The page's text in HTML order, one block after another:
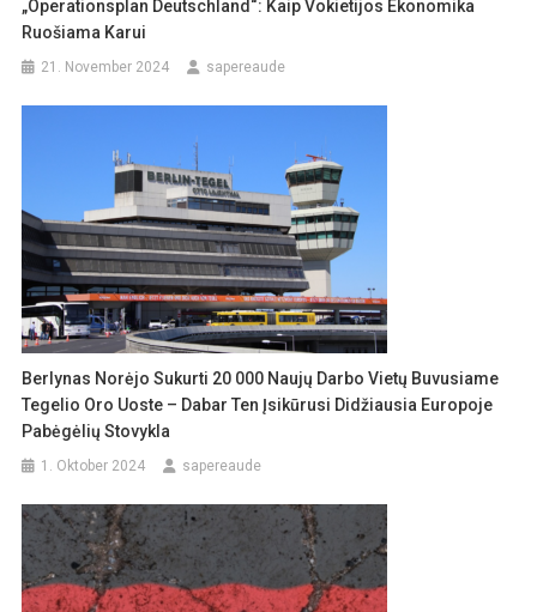
„Operationsplan Deutschland“: Kaip Vokietijos Ekonomika
Ruošiama Karui
21. November 2024 sapereaude
Berlynas Norėjo Sukurti 20 000 Naujų Darbo Vietų Buvusiame
Tegelio Oro Uoste – Dabar Ten Įsikūrusi Didžiausia Europoje
Pabėgėlių Stovykla
1. Oktober 2024 sapereaude